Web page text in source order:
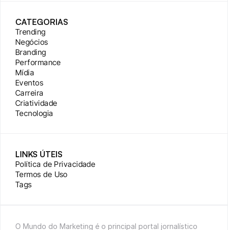
CATEGORIAS
Trending
Negócios
Branding
Performance
Mídia
Eventos
Carreira
Criatividade
Tecnologia
LINKS ÚTEIS
Política de Privacidade
Termos de Uso
Tags
O Mundo do Marketing é o principal portal jornalístico